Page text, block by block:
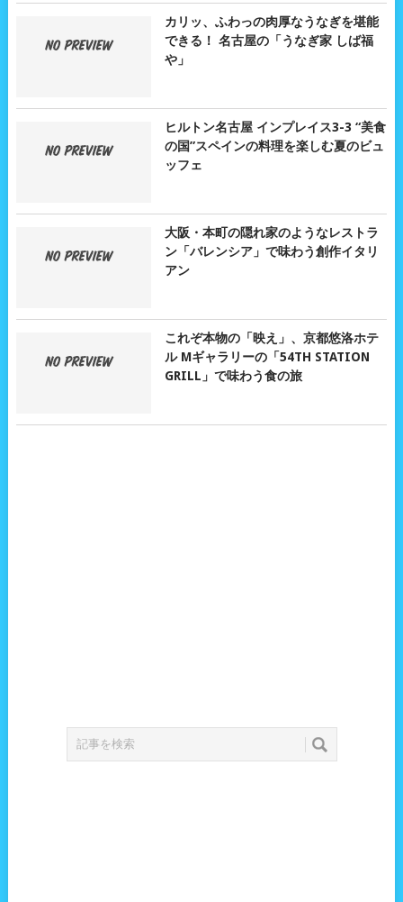
カリッ、ふわっの肉厚なうなぎを堪能
できる！ 名古屋の「うなぎ家 しば福
や」
ヒルトン名古屋 インプレイス3-3 “美食
の国”スペインの料理を楽しむ夏のビュ
ッフェ
大阪・本町の隠れ家のようなレストラ
ン「バレンシア」で味わう創作イタリ
アン
これぞ本物の「映え」、京都悠洛ホテ
ル Mギャラリーの「54TH STATION
GRILL」で味わう食の旅